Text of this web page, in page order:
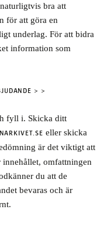
bra att
för att göra en
underlag. För att bidra
information som
> >
fyll i. Skicka ditt
eller skicka
är det viktigt att
omfattningen
du att de
bevaras och är